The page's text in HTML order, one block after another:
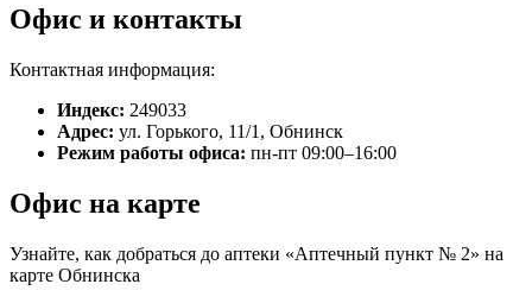
Офис и контакты
Контактная информация:
Индекс: 249033
Адрес: ул. Горького, 11/1, Обнинск
Режим работы офиса: пн-пт 09:00–16:00
Офис на карте
Узнайте, как добраться до аптеки «Аптечный пункт № 2» на
карте Обнинска